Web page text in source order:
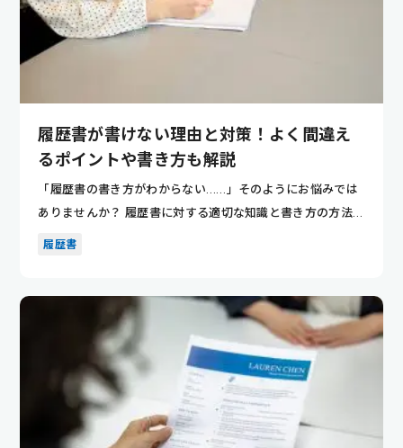
履歴書が書けない理由と対策！よく間違え
るポイントや書き方も解説
「履歴書の書き方がわからない……」そのようにお悩みでは
ありませんか？ 履歴書に対する適切な知識と書き方の方法を
知れば、魅...
履歴書